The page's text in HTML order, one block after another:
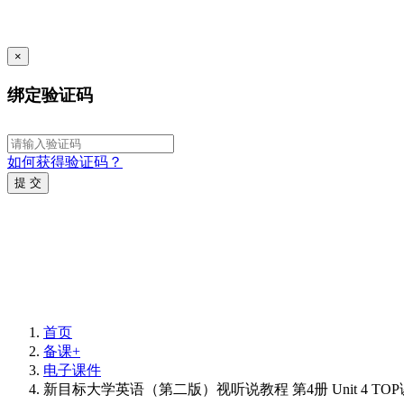
×
绑定验证码
如何获得验证码？
提 交
首页
备课+
电子课件
新目标大学英语（第二版）视听说教程 第4册 Unit 4 TOP